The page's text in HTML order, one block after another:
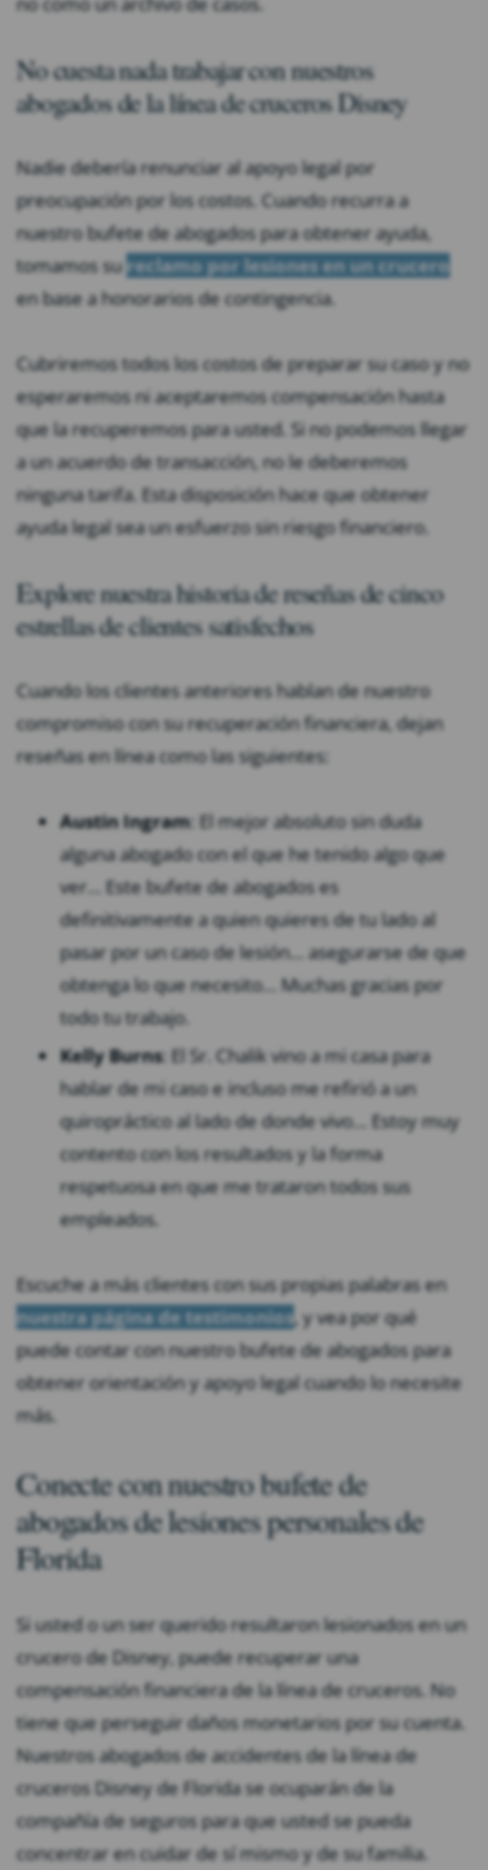
No cuesta nada trabajar con nuestros
abogados de la línea de cruceros Disney
Nadie debería renunciar al apoyo legal por
preocupación por los costos. Cuando recurra a
nuestro bufete de abogados para obtener ayuda,
tomamos sureclamo por lesiones en un crucero
en base a honorarios de contingencia.
Cubriremos todos los costos de preparar su caso y no
esperaremos ni aceptaremos compensación hasta
que la recuperemos para usted. Si no podemos llegar
a un acuerdo de transacción, no le deberemos
ninguna tarifa. Esta disposición hace que obtener
ayuda legal sea un esfuerzo sin riesgo financiero.
Explore nuestra historia de reseñas de cinco
estrellas de clientes satisfechos
Cuando los clientes anteriores hablan de nuestro
compromiso con su recuperación financiera, dejan
reseñas en línea como las siguientes:
Austin Ingram: El mejor absoluto sin duda
alguna abogado con el que he tenido algo que
ver… Este bufete de abogados es
definitivamente a quien quieres de tu lado al
pasar por un caso de lesión… asegurarse de que
obtenga lo que necesito… Muchas gracias por
todo tu trabajo.
Kelly Burns: El Sr. Chalik vino a mi casa para
hablar de mi caso e incluso me refirió a un
quiropráctico al lado de donde vivo… Estoy muy
contento con los resultados y la forma
respetuosa en que me trataron todos sus
empleados.
Escuche a más clientes con sus propias palabras en
nuestra página de testimonios , y vea por qué
puede contar con nuestro bufete de abogados para
obtener orientación y apoyo legal cuando lo necesite
más.
Conecte con nuestro bufete de
abogados de lesiones personales de
Florida
Si usted o un ser querido resultaron lesionados en un
crucero de Disney, puede recuperar una
compensación financiera de la línea de cruceros. No
tiene que perseguir daños monetarios por su cuenta.
Nuestros abogados de accidentes de la línea de
cruceros Disney de Florida se ocuparán de la
compañía de seguros para que usted se pueda
concentrar en cuidar de sí mismo y de su familia.